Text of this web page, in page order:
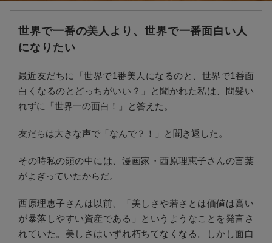
世界で一番の美人より、世界で一番面白い人
になりたい
最近友だちに「世界で1番美人になるのと、世界で1番面
白くなるのとどっちがいい？」と聞かれた私は、間髪い
れずに「世界一の面白！」と答えた。
友だちは大きな声で「なんで？！」と聞き返した。
その時私の頭の中には、漫画家・西原理恵子さんの言葉
がよぎっていたからだ。
西原理恵子さんは以前、「美しさや若さとは価値は高い
が暴落しやすい資産である」というようなことを発言さ
れていた。美しさはいずれ朽ちてなくなる。しかし面白